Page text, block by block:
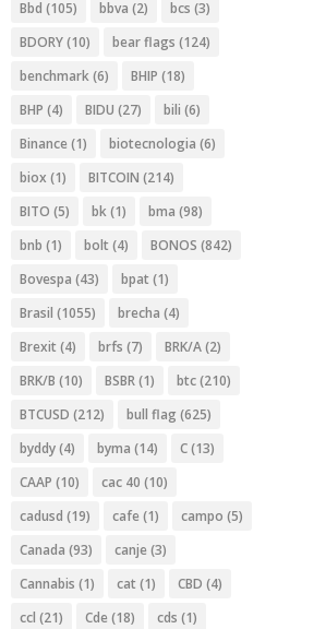
Bbd (105) bbva (2) bcs (3)
BDORY(10) bear flags (124)
benchmark(6) BHIP (18)
BHP (4) BIDU (27) bili (6)
Binance (1) biotecnologia (6)
biox (1) BITCOIN (214)
BITO (5) bk(1) bma (98)
bnb (1) bolt (4) BONOS (842)
Bovespa (43) bpat (1)
Brasil (1055) brecha (4)
Brexit (4) brfs (7) BRK/A(2)
BRK/B (10) BSBR(1) btc(210)
BTCUSD (212) bull flag (625)
byddy(4) byma (14) C(13)
CAAP (10) cac 40 (10)
cadusd (19) cafe (1) campo (5)
Canada (93) canje (3)
Cannabis (1) cat (1) CBD (4)
ccl (21) Cde (18) cds (1)